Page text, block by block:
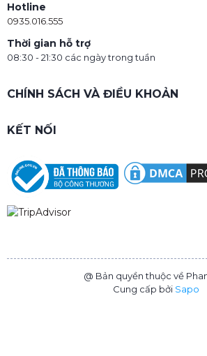
Hotline
0935.016.555
Thời gian hỗ trợ
08:30 - 21:30 các ngày trong tuần
CHÍNH SÁCH VÀ ĐIỀU KHOẢN
KẾT NỐI
@ Bản quyền thuộc về
Cung cấp bởi Sapo